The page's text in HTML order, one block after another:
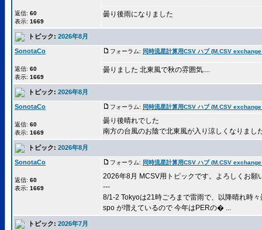
返信: 60
表示: 1669
曇り後雨になりました
トピック: 2026年8月
SonotaCo
返信: 60
表示: 1669
フォーラム: 同時流星計算用CSV ハブ (M.CSV
曇りました 北東風で秋の雰囲気....
トピック: 2026年8月
SonotaCo
返信: 60
表示: 1669
フォーラム: 同時流星計算用CSV ハブ (M.CSV
曇り後晴れでした
南方の台風のお陰で北東風が入り涼しくなりまし
トピック: 2026年8月
SonotaCo
返信: 60
表示: 1669
フォーラム: 同時流星計算用CSV ハブ (M.CSV
2026年8月 MCSV用トピックです。よろしくお願
---
8/1-2 Tokyoは21時ごろまで雷雨で、以降晴れ時
spo が増えているので 今年はPERの� ...
トピック: 2026年7月